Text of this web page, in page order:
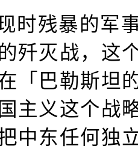
时残暴的军
歼灭战，这
「巴勒斯坦
主义这个战
中东任何独